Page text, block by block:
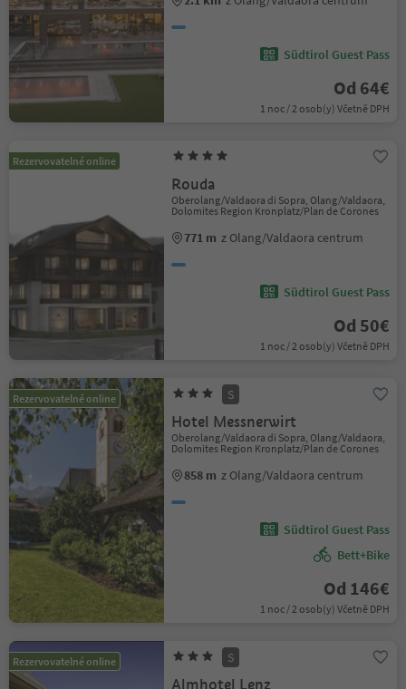
Südtirol Guest Pass
Od 64€
1 noc / 2 osob(y) Včetně DPH
Rezervovatelné online
Rouda
Oberolang/Valdaora di Sopra, Olang/Valdaora,
Dolomites Region Kronplatz/Plan de Corones
771 m z Olang/Valdaora centrum
Südtirol Guest Pass
Od 50€
1 noc / 2 osob(y) Včetně DPH
Rezervovatelné online S
Hotel Messnerwirt
Oberolang/Valdaora di Sopra, Olang/Valdaora,
Dolomites Region Kronplatz/Plan de Corones
858 m z Olang/Valdaora centrum
Südtirol Guest Pass
Bett+Bike
Od 146€
1 noc / 2 osob(y) Včetně DPH
Rezervovatelné online S
Almhotel Lenz